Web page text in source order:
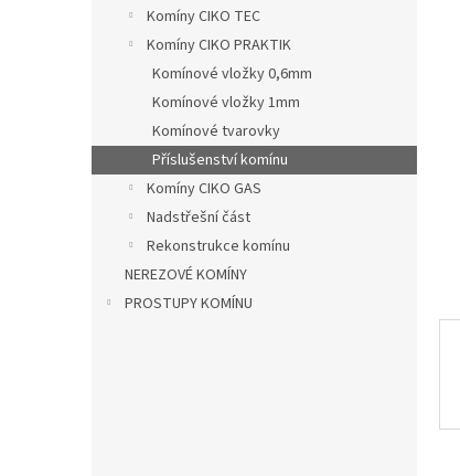
e
l
Komíny CIKO TEC
Komíny CIKO PRAKTIK
Komínové vložky 0,6mm
Komínové vložky 1mm
Komínové tvarovky
Příslušenství komínu
Komíny CIKO GAS
Nadstřešní část
Rekonstrukce komínu
NEREZOVÉ KOMÍNY
PROSTUPY KOMÍNU